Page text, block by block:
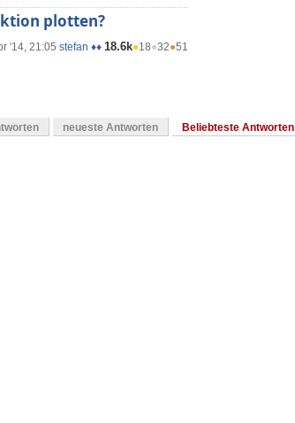
plotten?
'14, 21:05 stefan ♦♦ 18.6k●18●32●51
neueste Antworten Beliebteste Antworten